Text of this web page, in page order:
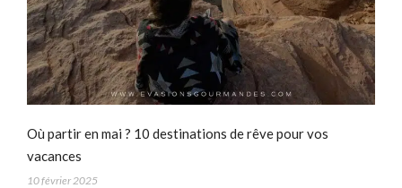
Où partir en mai ? 10 destinations de rêve pour vos
vacances
10 février 2025